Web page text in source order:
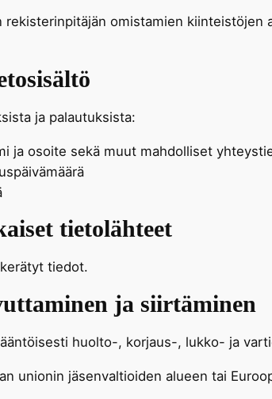
rekisterinpitäjän omistamien kiinteistöjen
ja palautuksista:
ja osoite sekä muut mahdolliset
tietolähteet
tiedot.
ja siirtäminen
huolto-, korjaus-, lukko- ja
unionin jäsenvaltioiden alueen tai